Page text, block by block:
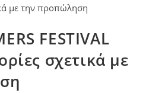
FESTIVAL
σχετικά με